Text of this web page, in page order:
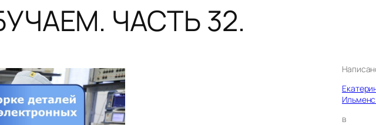
ЧАСТЬ 32.
в